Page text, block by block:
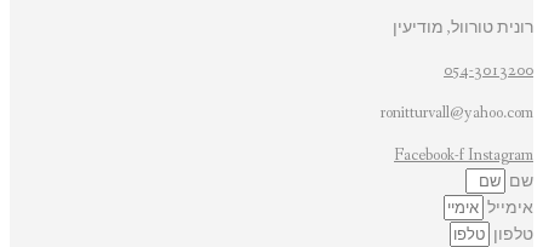
רונית טורוול, מודיעין
054-3013200
ronitturvall@yahoo.com
Facebook-f Instagram
שם
אימייל
טלפון